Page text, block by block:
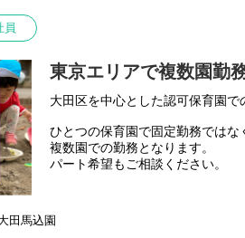
東京エリアの保育園
・フェリーチェ 目黒園
・フェリーチェ 大田馬込園
・フェリーチェ 中野新橋園
・フェリーチェ 稲城長沼園
員
東京エリアで複数園勤
大田区を中心とした認可保育園で
ひとつの保育園で固定勤務ではな
複数園での勤務となります。
パート希望もご相談ください。
田馬込園